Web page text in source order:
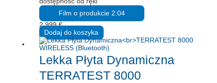
Film o produkcie 2:04
2.999€
Dodaj do koszyka
Lekka Płyta Dynamiczna
TERRATEST 8000